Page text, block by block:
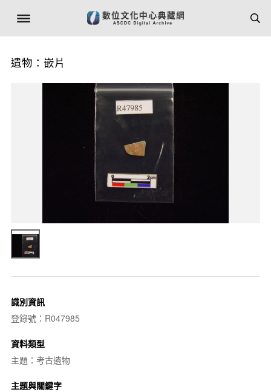
遺物：嵌片
識別資訊
登錄號：R047985
資料類型
主題：考古遺物
主題與關鍵字